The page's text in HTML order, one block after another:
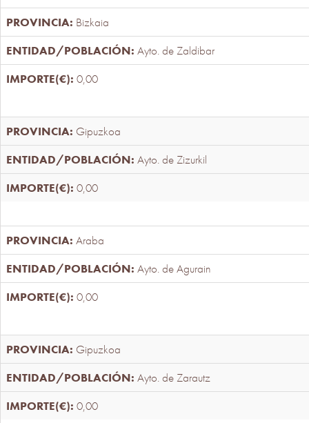
Bizkaia
Ayto. de Zaldibar
0,00
Gipuzkoa
Ayto. de Zizurkil
0,00
Araba
Ayto. de Agurain
0,00
Gipuzkoa
Ayto. de Zarautz
0,00